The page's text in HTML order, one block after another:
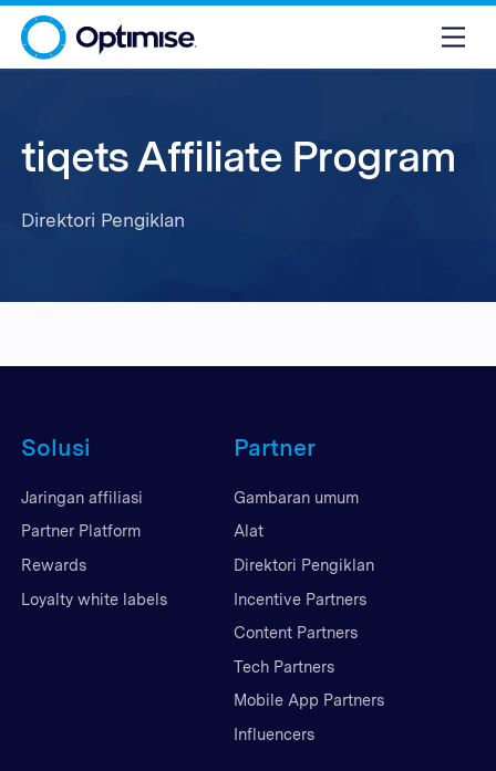
tiqets Affiliate Program
Direktori Pengiklan
Solusi
Jaringan affiliasi
Partner Platform
Rewards
Loyalty white labels
Partner
Gambaran umum
Alat
Direktori Pengiklan
Incentive Partners
Content Partners
Tech Partners
Mobile App Partners
Influencers